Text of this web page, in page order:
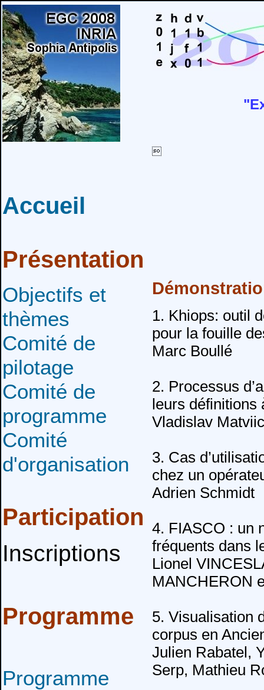

Accueil
Présentation
Objectifs et
thèmes
Comité de
pilotage
Comité de
programme
Comité
d'organisation
Participation
Inscriptions
Programme
Programme
1. Khiops: outil
pour la fouille
Marc Boullé
2. Processus
leurs définitions
Vladislav
3. Cas
chez un
Adrien Schmidt
4. FIASCO : un
fréquents dans
Lionel
MANCHERON
5. Visualisation
corpus en
Julien Rabatel,
Serp, Mathieu